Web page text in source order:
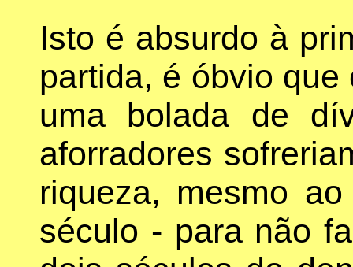
Isto é absurdo à
partida, é óbvio
uma bolada de
aforradores
riqueza, mesmo
século - para não